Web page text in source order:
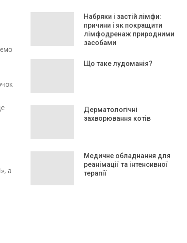
а
Набряки і застій лімфи:
причини і як покращити
лімфодренаж природними
засобами
Що таке лудоманія?
Дерматологічні
захворювання котів
Медичне обладнання для
реанімації та інтенсивної
терапії